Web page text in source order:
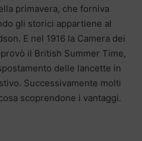
primavera, che forniva
gli storici appartiene al
E nel 1916 la Camera dei
il British Summer Time,
delle lancette in
Successivamente molti
scoprendone i vantaggi.